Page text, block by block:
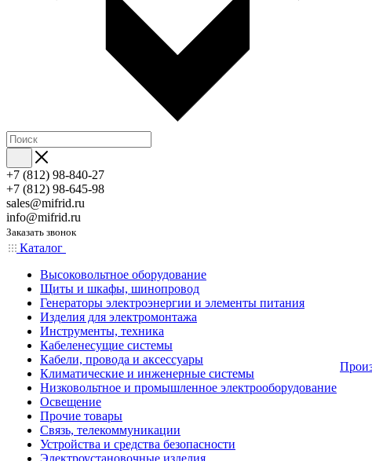
+7 (812) 98-840-27
+7 (812) 98-645-98
sales@mifrid.ru
info@mifrid.ru
Заказать звонок
Каталог
Высоковольтное оборудование
Щиты и шкафы, шинопровод
Генераторы электроэнергии и элементы питания
Изделия для электромонтажа
Инструменты, техника
Кабеленесущие системы
Кабели, провода и аксессуары
Климатические и инженерные системы
Низковольтное и промышленное электрооборудование
Освещение
Прочие товары
Связь, телекоммуникации
Устройства и средства безопасности
Электроустановочные изделия